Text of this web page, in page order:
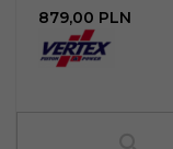
879,00 PLN